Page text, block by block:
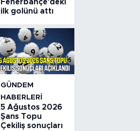
Fenerbahçe'deki
ilk golünü attı
GÜNDEM
HABERLERI
5 Ağustos 2026
Şans Topu
Çekiliş sonuçları